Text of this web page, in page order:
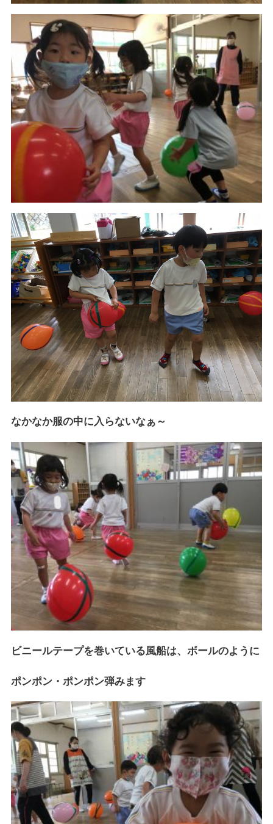
なかなか服の中に入らないなぁ～
ビニールテープを巻いている風船は、ボールのように
ポンポン・ポンポン弾みます